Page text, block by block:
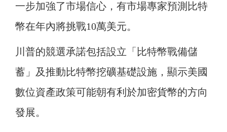
一步加強了市場信心，有市場專家預測比特
幣在年內將挑戰10萬美元。
川普的競選承諾包括設立「比特幣戰備儲
蓄」及推動比特幣挖礦基礎設施，顯示美國
數位資產政策可能朝有利於加密貨幣的方向
發展。